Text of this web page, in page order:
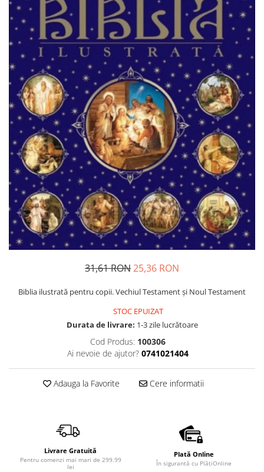
Usborne
31,61 RON25,36 RON
Biblia ilustrată pentru copii. Vechiul Testament și Noul Testament
STOC EPUIZAT
Durata de livrare: 1-3 zile lucrătoare
Cod Produs: 100306
Ai nevoie de ajutor? 0741021404
Adauga la Favorite Cere informatii
Livrare Gratuită
Pentru comenzi mai mari de 299.99
lei
Plată Online
În sigurantă cu PlățiOnline